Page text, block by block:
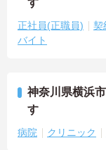
す
正社員(正職員) 契
バイト
神奈川県横浜
す
病院 クリニック